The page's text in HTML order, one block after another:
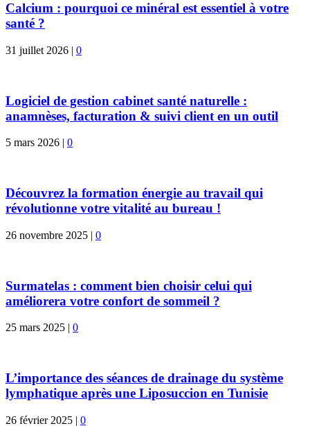
Calcium : pourquoi ce minéral est essentiel à votre
santé ?
31 juillet 2026 | 0
Logiciel de gestion cabinet santé naturelle :
anamnèses, facturation & suivi client en un outil
5 mars 2026 0
Découvrez la formation énergie au travail qui
révolutionne votre vitalité au bureau !
26 novembre 2025 | 0
Surmatelas : comment bien choisir celui qui
améliorera votre confort de sommeil ?
25 mars 2025 | 0
L’importance des séances de drainage du système
lymphatique après une Liposuccion en Tunisie
26 février 2025 | 0